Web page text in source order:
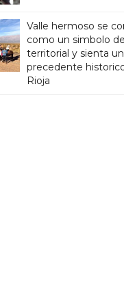
Valle hermoso se
como un simbolo
territorial y sienta un
precedente
Rioja